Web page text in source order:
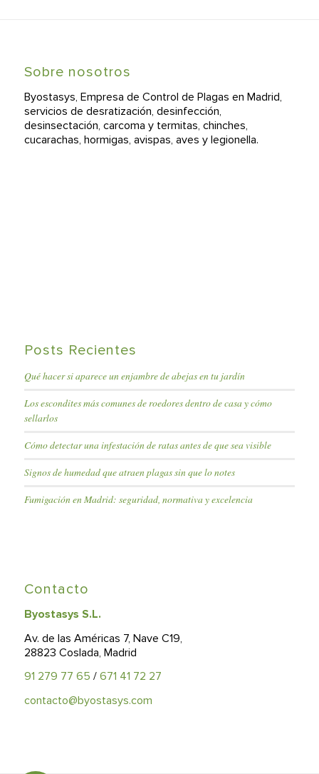
Sobre nosotros
Byostasys, Empresa de Control de Plagas en Madrid,
servicios de desratización, desinfección,
desinsectación, carcoma y termitas, chinches,
cucarachas, hormigas, avispas, aves y legionella.
Posts Recientes
Qué hacer si aparece un enjambre de abejas en tu jardín
Los escondites más comunes de roedores dentro de casa y cómo
sellarlos
Cómo detectar una infestación de ratas antes de que sea visible
Signos de humedad que atraen plagas sin que lo notes
Fumigación en Madrid: seguridad, normativa y excelencia
Contacto
Byostasys S.L.
Av. de las Américas 7, Nave C19,
28823 Coslada, Madrid
91 279 77 65 / 671 41 72 27
contacto@byostasys.com